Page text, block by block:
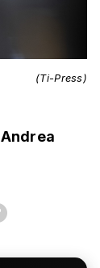
(Ti-Press)
Andrea